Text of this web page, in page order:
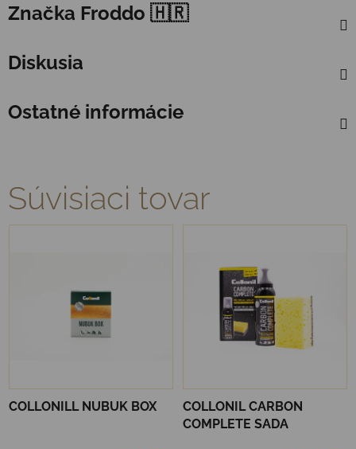
Značka Froddo 🇭🇷
Diskusia
Ostatné informácie
Súvisiaci tovar
COLLONILL NUBUK BOX
COLLONIL CARBON
COMPLETE SADA